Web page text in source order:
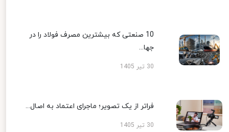
10 صنعتی که بیشترین مصرف فولاد را در
جها...
30 تیر 1405
فراتر از یک تصویر؛ ماجرای اعتماد به اصال...
30 تیر 1405